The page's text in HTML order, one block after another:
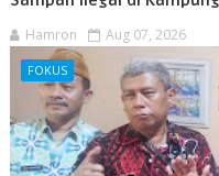
Hamron Aug 07, 2026
FOKUS